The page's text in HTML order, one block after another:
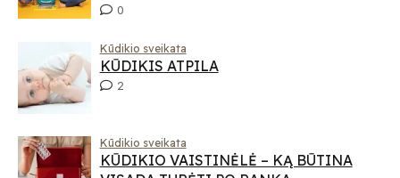
0
Kūdikio sveikata
KŪDIKIS ATPILA
2
Kūdikio sveikata
KŪDIKIO VAISTINĖLĖ – KĄ BŪTINA